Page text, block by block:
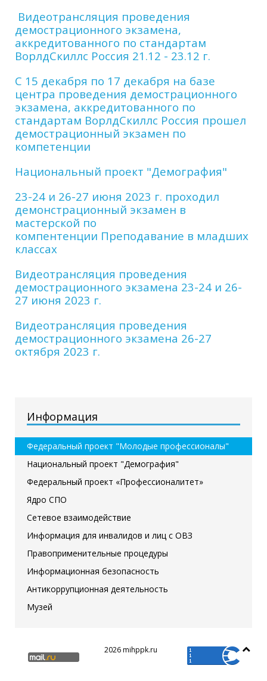
Видеотрансляция проведения
демострационного экзамена,
аккредитованного по стандартам
ВорлдСкиллс Россия 21.12 - 23.12 г.
С 15 декабря по 17 декабря на базе
центра проведения демострационного
экзамена, аккредитованного по
стандартам ВорлдСкиллс Россия прошел
демострационный экзамен по
компетенции
Национальный проект "Демография"
23-24 и 26-27 июня 2023 г. проходил
демонстрационный экзамен в
мастерской по
компентенции Преподавание в младших
классах
Видеотрансляция проведения
демострационного экзамена 23-24 и 26-
27 июня 2023 г.
Видеотрансляция проведения
демострационного экзамена 26-27
октября 2023 г.
Информация
Федеральный проект "Молодые профессионалы"
Национальный проект "Демография"
Федеральный проект «Профессионалитет»
Ядро СПО
Сетевое взаимодействие
Информация для инвалидов и лиц с ОВЗ
Правоприменительные процедуры
Информационная безопасность
Антикоррупционная деятельность
Музей
2026 mihppk.ru